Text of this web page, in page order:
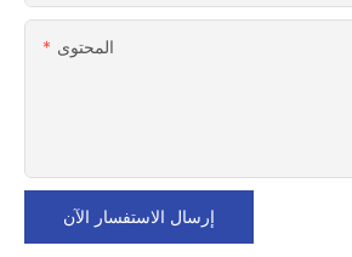
المحتوى
إرسال الاستفسار الآن